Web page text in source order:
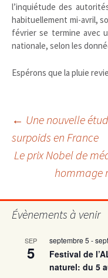
l’inquiétude des
habituellement mi-avril,
février se termine avec
nationale, selon les
Espérons que la pluie
des
articles
← Une nouvelle
surpoids en France
Le prix Nobel de
hommage
Évènements à venir
SEP
5
septembre 5 -
Festival de
naturel: du 5